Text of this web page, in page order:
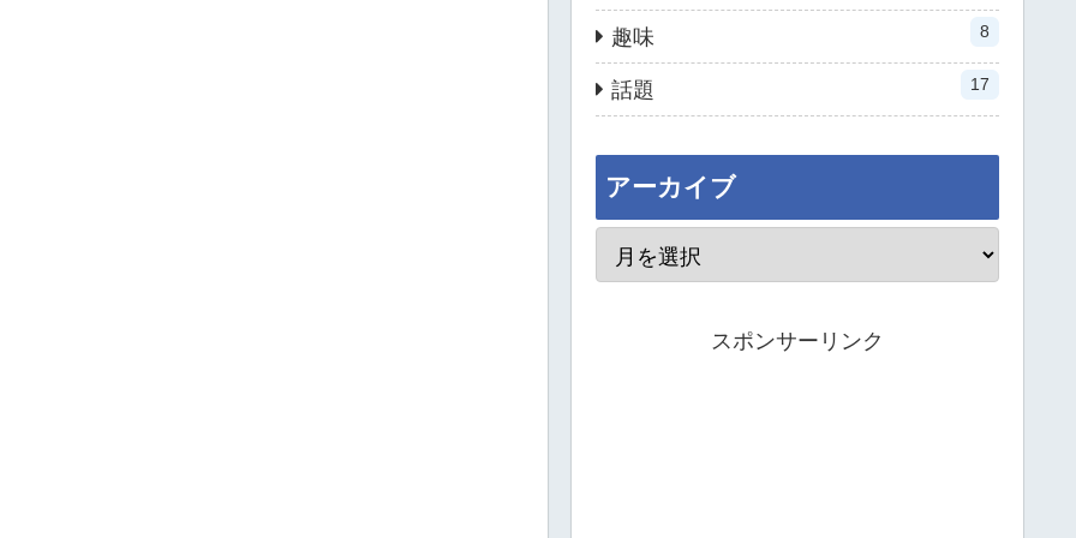
趣味 8
話題 17
アーカイブ
スポンサーリンク